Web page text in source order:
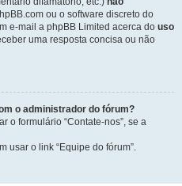
ou o software discreto do
e-mail a phpBB Limited acerca do uso
uma resposta concisa ou não
o administrador do fórum?
o formulário “Contate-nos”, se a
usar o link “Equipe do fórum”.